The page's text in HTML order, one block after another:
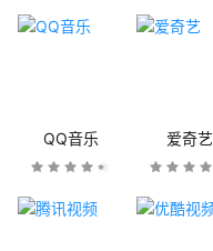
QQ音乐 爱奇艺